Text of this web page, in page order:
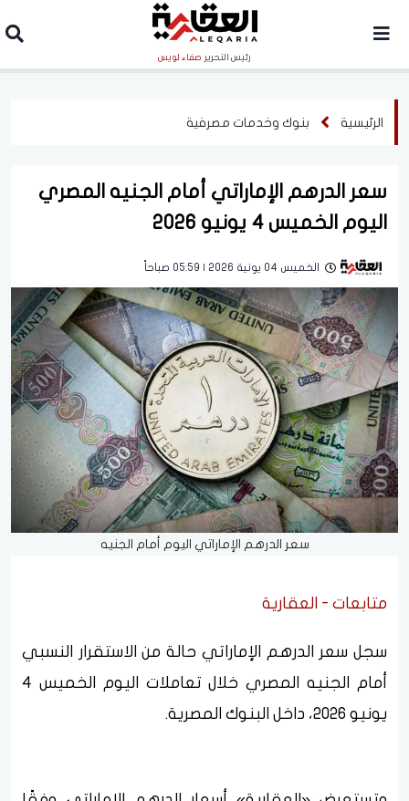
رئيس التحرير صفاء لويس
الرئيسية بنوك وخدمات مصرفية
سعر الدرهم الإماراتي أمام الجنيه المصري
اليوم الخميس 4 يونيو 2026
الخميس 04 يونية 2026 | 05:59 صباحاً
سعر الدرهم الإماراتي اليوم أمام الجنيه
متابعات - العقارية
سجل سعر الدرهم الإماراتي حالة من الاستقرار النسبي
أمام الجنيه المصري خلال تعاملات اليوم الخميس 4
يونيو 2026، داخل البنوك المصرية.